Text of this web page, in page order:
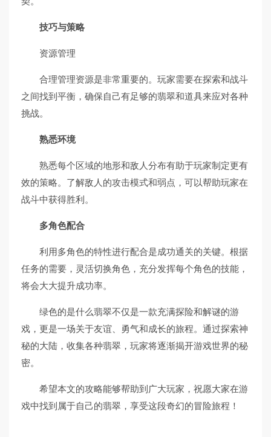
技巧与策略
资源管理
合理管理资源是非常重要的。玩家需要在探索和战斗
之间找到平衡，确保自己有足够的翡翠和道具来应对各种
挑战。
熟悉环境
熟悉每个区域的地形和敌人分布有助于玩家制定更有
效的策略。了解敌人的攻击模式和弱点，可以帮助玩家在
战斗中获得胜利。
多角色配合
利用多角色的特性进行配合是成功通关的关键。根据
任务的需要，灵活切换角色，充分发挥每个角色的技能，
将会大大提升成功率。
绿色的是什么翡翠不仅是一款充满探险和解谜的游
戏，更是一场关于友谊、勇气和成长的旅程。通过探索神
秘的大陆，收集各种翡翠，玩家将逐渐揭开游戏世界的秘
密。
希望本文的攻略能够帮助到广大玩家，祝愿大家在游
戏中找到属于自己的翡翠，享受这段奇幻的冒险旅程！